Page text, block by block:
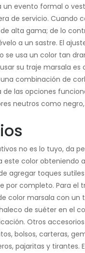
un evento formal o
de servicio. Cuando
alta gama; de lo
a un sastre. El
se usa un color tan
su traje marsala es
combinación de
de las opciones
neutros como
no es lo tuyo, da
este color obteniendo
agregar toques
por completo. Para el
color marsala con un
de suéter en el
Otros
bolsos, carteras,
pajaritas y tirantes.